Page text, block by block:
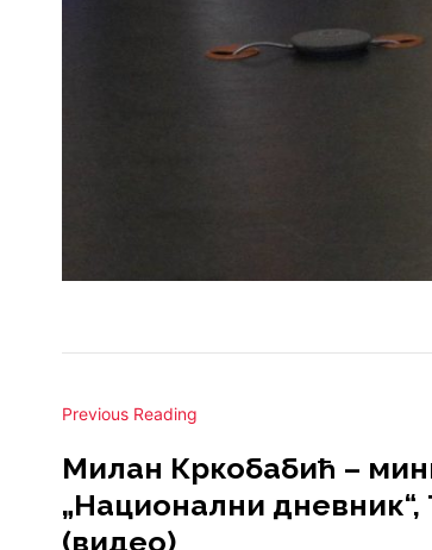
Previous Reading
Милан Кркобабић –
„Национални
(видео)